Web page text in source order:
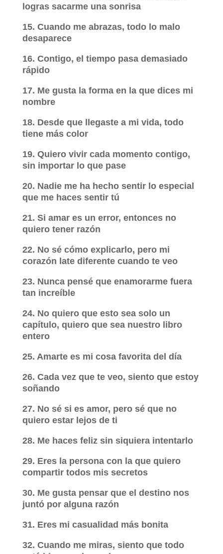
logras sacarme una sonrisa
15. Cuando me abrazas, todo lo malo
desaparece
16. Contigo, el tiempo pasa demasiado
rápido
17. Me gusta la forma en la que dices mi
nombre
18. Desde que llegaste a mi vida, todo
tiene más color
19. Quiero vivir cada momento contigo,
sin importar lo que pase
20. Nadie me ha hecho sentir lo especial
que me haces sentir tú
21. Si amar es un error, entonces no
quiero tener razón
22. No sé cómo explicarlo, pero mi
corazón late diferente cuando te veo
23. Nunca pensé que enamorarme fuera
tan increíble
24. No quiero que esto sea solo un
capítulo, quiero que sea nuestro libro
entero
25. Amarte es mi cosa favorita del día
26. Cada vez que te veo, siento que estoy
soñando
27. No sé si es amor, pero sé que no
quiero estar lejos de ti
28. Me haces feliz sin siquiera intentarlo
29. Eres la persona con la que quiero
compartir todos mis secretos
30. Me gusta pensar que el destino nos
juntó por alguna razón
31. Eres mi casualidad más bonita
32. Cuando me miras, siento que todo